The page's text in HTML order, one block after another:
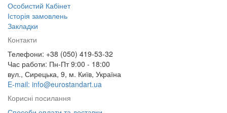
Особистий Кабінет
Історія замовлень
Закладки
Контакти
Телефони: +38 (050) 419-53-32
Час работи: Пн-Пт 9:00 - 18:00
вул., Сирецька, 9, м. Київ, Україна
E-mail: info@eurostandart.ua
Корисні посилання